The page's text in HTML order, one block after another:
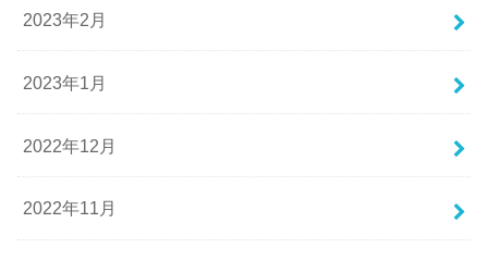
2023年2月
2023年1月
2022年12月
2022年11月